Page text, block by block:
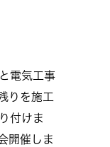
電気工事
りを施工
付けま
開催しま